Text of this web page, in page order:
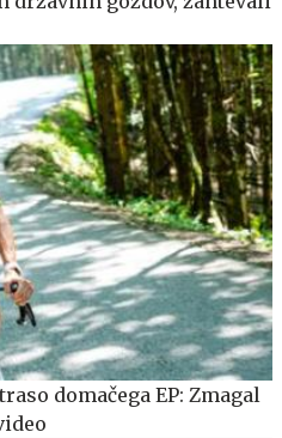
domačega EP: Zmagal